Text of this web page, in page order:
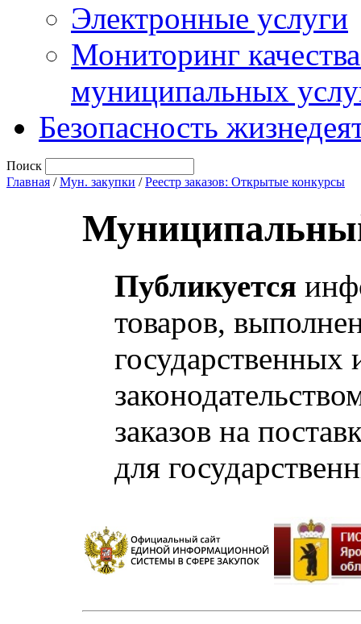
Электронные услуги
Мониторинг
муниципальных
Безопасность
Поиск
Главная /Мун. закупки /Реестр заказов: Открытые конкурсы
Публикуется
товаров,
заказов на
для